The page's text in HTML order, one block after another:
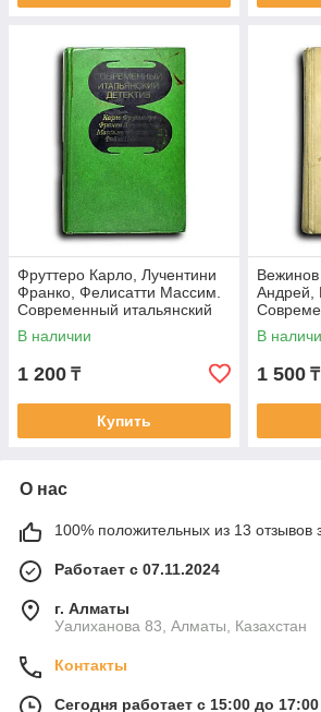
Фруттеро Карло, Лучентини
Франко, Фелисатти Массим.
Современный итальянский
детектив: Его посетило в
В наличии
1 200 ₸
Купить
Андрей,
В
1 500 ₸
О нас
100% положительных из 13 отзывов
Работает с 07.11.2024
г. Алматы
Уалиханова 83, Алматы, Казахстан
Контакты
Сегодня работает с 15:00 до 17:00